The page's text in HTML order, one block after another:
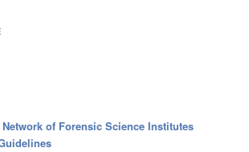
Network of Forensic Science Institutes